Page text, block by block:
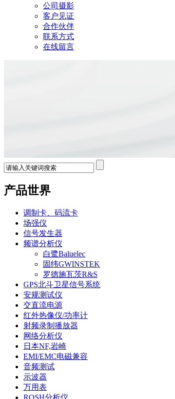
公司摄影
客户见证
合作伙伴
联系方式
在线留言
产品世界
调制卡、码流卡
场强仪
信号发生器
频谱分析仪
白鹭Baluelec
固纬GWINSTEK
罗德施瓦茨R&S
GPS北斗卫星信号系统
安规测试仪
交直流电源
红外热像仪/功率计
射频录制播放器
网络分析仪
日本NF,岩崎
EMI/EMC电磁兼容
音频测试
示波器
万用表